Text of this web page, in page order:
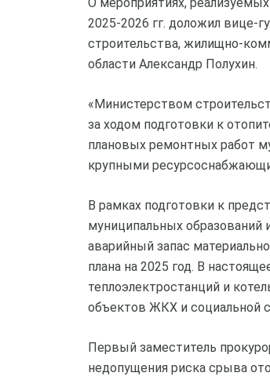
2025-2026 гг. доложил вице-
строительства, жилищно-
области Александр Полухин.
«Министерством
за ходом подготовки к
плановых ремонтных работ
крупными
В рамках подготовки к
муниципальных
аварийный запас
плана на 2025 год. В
теплоэлектростанций и
объектов ЖКХ и социальной
Первый заместитель
недопущения риска срыва